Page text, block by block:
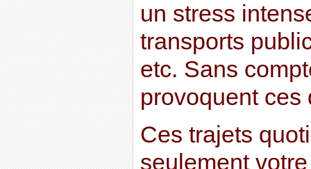
un stress
transports
etc. Sans
provoquent ces
Ces trajets
seulement